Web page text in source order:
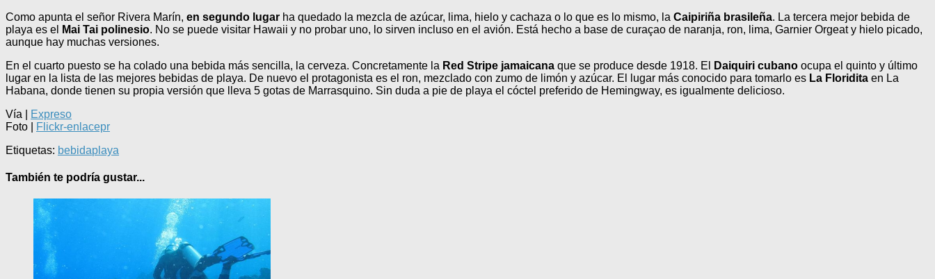
Como apunta el señor Rivera Marín, en segundo lugar ha quedado la mezcla de azúcar, lima, hielo y cachaza o lo que es lo mismo, la Caipiriña brasileña. La tercera mejor bebida de
playa es el
Mai Tai polinesio. No se puede visitar Hawaii y no probar uno, lo sirven incluso en el avión. Está hecho a base de curaçao de naranja, ron, lima, Garnier Orgeat y hielo picado,
aunque hay muchas versiones.
En el cuarto puesto se ha colado una bebida más sencilla, la cerveza. Concretamente la Red Stripe jamaicana que se produce desde 1918. El Daiquiri cubano ocupa el quinto y último
lugar en la lista de las mejores bebidas de playa. De nuevo el protagonista es el ron, mezclado con zumo de limón y azúcar. El lugar más conocido para tomarlo es La Floridita en La
Habana, donde tienen su propia versión que lleva 5 gotas de Marrasquino. Sin duda a pie de playa el cóctel preferido de Hemingway, es igualmente delicioso.
Vía |
Expreso
Foto |
Flickr-enlacepr
Etiquetas: bebidaplaya
También te podría gustar...